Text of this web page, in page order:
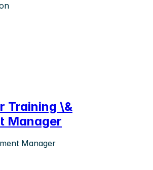
Training \&
Manager
Manager